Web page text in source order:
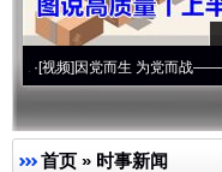
因党而生 为党而战——百年“纪”
首页 » 时事新闻